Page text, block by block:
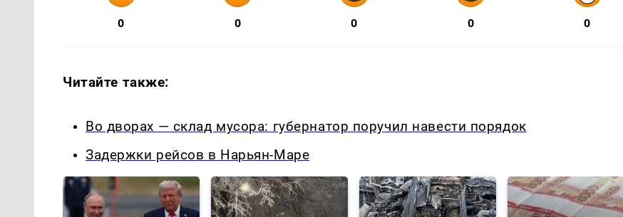
0 0 0 0 0
Читайте также:
Во дворах — склад мусора: губернатор поручил навести порядок
Задержки рейсов в Нарьян-Маре